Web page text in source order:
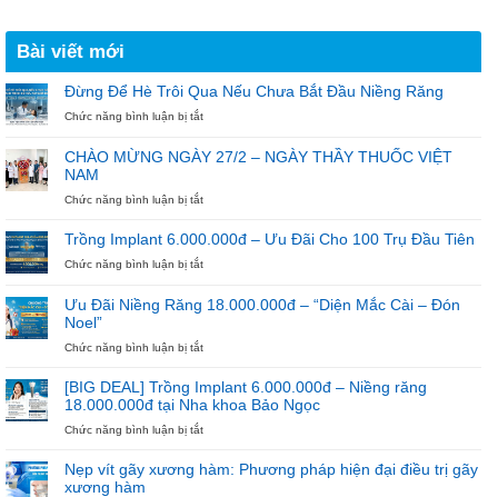
Bài viết mới
Đừng Để Hè Trôi Qua Nếu Chưa Bắt Đầu Niềng Răng
Chức năng bình luận bị tắtở
Hè
Qua
Chưa
Bắt
Đầu
Răng
CHÀO MỪNG NGÀY 27/2 – NGÀY THẦY THUỐC VIỆT
NAM
Chức năng bình luận bị tắtở
MỪNG
NGÀY
27/2
NGÀY
VIỆT
Trồng Implant 6.000.000đ – Ưu Đãi Cho 100 Trụ Đầu Tiên
Chức năng bình luận bị tắtở
6.000.000đ
Ưu
Cho
100
Trụ
Đầu
Ưu Đãi Niềng Răng 18.000.000đ – “Diện Mắc Cài – Đón
Noel”
Chức năng bình luận bị tắtở
Niềng
Răng
18.000.000đ
“Diện
[BIG DEAL] Trồng Implant 6.000.000đ – Niềng răng
18.000.000đ tại Nha khoa Bảo Ngọc
Chức năng bình luận bị tắtở
DEAL]
Trồng
Nẹp vít gãy xương hàm: Phương pháp hiện đại điều trị gãy
xương hàm